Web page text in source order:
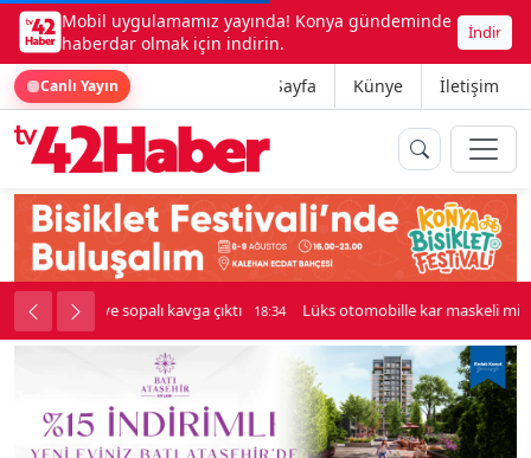
Mobil uygulamamız yayında! Konya gündeminde
haberdar olmak için indirin.
İndir
Canlı Yayın Ana Sayfa Künye İletişim
kavga çıktı 18:34 Lüks otomobille kar maskeli milyonluk soygun